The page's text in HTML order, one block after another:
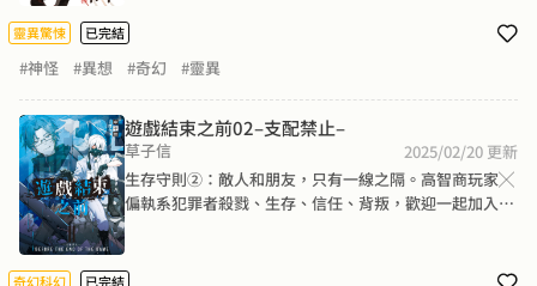
片，寄宿著妖物的畫卷，永遠吃不飽的男孩……聽了每每
靈異驚悚 已完結
#神怪 #異想 #奇幻 #靈異
遊戲結束之前02–支配禁止–
草子信 2025/02/20 更新
生存守則②：敵人和朋友，只有一線之隔。高智商玩家╳
偏執系犯罪者殺戮、生存、信任、背叛，歡迎一起加入這
殘酷追殺，當死亡的腳步不斷迫近，左牧只能依循紛亂線
奇幻科幻 已完結